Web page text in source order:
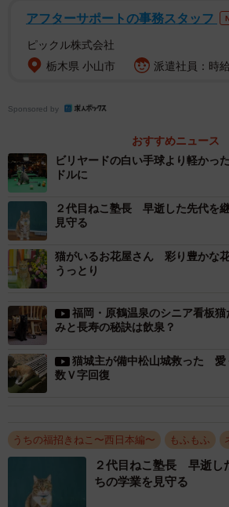
中に突然現れ、エサをあげるとガツガ
す。１カ月間ほど様子を見ていたので
ある日、雪が降ってきましてね。それ
へ連れ帰ったんですよ。
今は体重が８キロもあって、ちょっ
いくらいですが、その当時はやさぐれ
あたりは疥癬（かいせん）になり、声
悲壮感が漂っていてねえ。これはもう
なければと。それまで犬は飼ったこと
うのは初めて。なんの相談もなく急に
から、家族はびっくりしていましたけ
アフターサポートの事務スタッフ
ピックル株式会社
栃木県 小山市
派遣社員：時
Sponsored by
おすすめニュース
ビリヤードの白い手球より軽かっ
ドルに
２代目ねこ塾長 早逝した先代を
見守る
猫がいるお花屋さん 彩り豊かな
うっとり
福岡・原鶴温泉のシニア看板
みと長寿の秘訣は飲泉？
猫城主が備中松山城救った 愛
数Ｖ字回復
うちの福招きねこ〜西日本編〜 もふもふ
２代目ねこ塾長 早逝し
ちの学業を見守る